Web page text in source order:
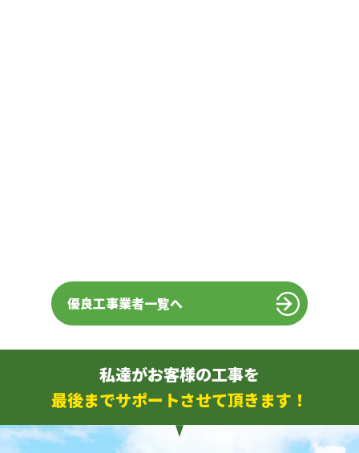
優良工事業者一覧へ
私達がお客様の工事を
最後までサポートさせて頂きます！